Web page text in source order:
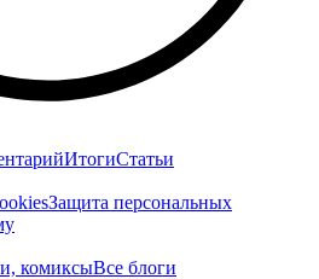
ИтогиСтатьи
Защита персональных
комиксыВсе блоги